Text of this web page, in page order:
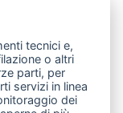
RSS
tecnici e,
o altri
parti, per
servizi in linea
dei